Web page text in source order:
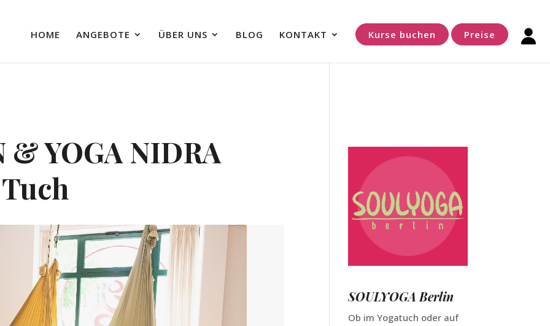
HOME ANGEBOTE ÜBER UNS BLOG KONTAKT Kurse buchen Preise
& YOGA NIDRA
SOULYOGA Berlin
Ob im Yogatuch oder auf